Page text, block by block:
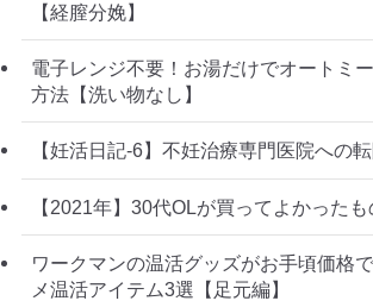
【経膣分娩】
電子レンジ不要！お湯だけでオートミ
方法【洗い物なし】
【妊活日記-6】不妊治療専門医院への
【2021年】30代OLが買ってよかったも
ワークマンの温活グッズがお手頃価格
メ温活アイテム3選【足元編】